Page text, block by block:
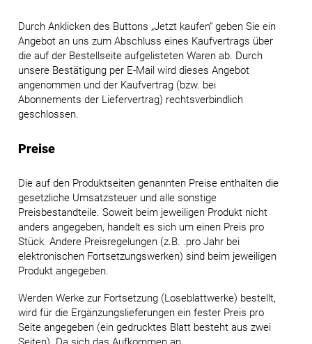
Durch Anklicken des Buttons „Jetzt kaufen“ geben Sie ein
Angebot an uns zum Abschluss eines Kaufvertrags über
die auf der Bestellseite aufgelisteten Waren ab. Durch
unsere Bestätigung per E-Mail wird dieses Angebot
angenommen und der Kaufvertrag (bzw. bei
Abonnements der Liefervertrag) rechtsverbindlich
geschlossen.
Preise
Die auf den Produktseiten genannten Preise enthalten die
gesetzliche Umsatzsteuer und alle sonstige
Preisbestandteile. Soweit beim jeweiligen Produkt nicht
anders angegeben, handelt es sich um einen Preis pro
Stück. Andere Preisregelungen (z.B. .pro Jahr bei
elektronischen Fortsetzungswerken) sind beim jeweiligen
Produkt angegeben.
Werden Werke zur Fortsetzung (Loseblattwerke) bestellt,
wird für die Ergänzungslieferungen ein fester Preis pro
Seite angegeben (ein gedrucktes Blatt besteht aus zwei